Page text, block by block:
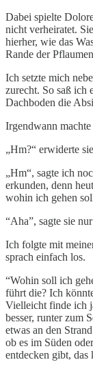
Dabei spielte
nicht verheiratet.
hierher, wie das
Rande der
Ich setzte mich
zurecht. So saß ich
Dachboden die
Irgendwann
„Hm?“ erwiderte
„Hm“, sagte ich
erkunden, denn
wohin ich gehen
“Aha”, sagte sie
Ich folgte mit
sprach einfach los.
“Wohin soll ich
führt die? Ich
Vielleicht finde ich
besser, runter zum
etwas an den
ob es im Süden
entdecken gibt,